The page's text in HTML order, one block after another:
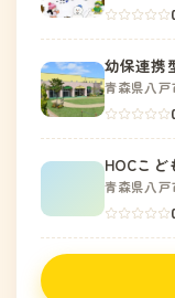
幼保連携
青森県八戸
HOCこど
青森県八戸